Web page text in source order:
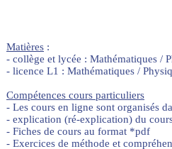
Matières :
- collège et lycée : Mathématiques /
- licence L1 : Mathématiques /
Compétences cours particuliers
- Les cours en ligne sont organisés
- explication (ré-explication) du
- Fiches de cours au format *pdf
- Exercices de méthode et